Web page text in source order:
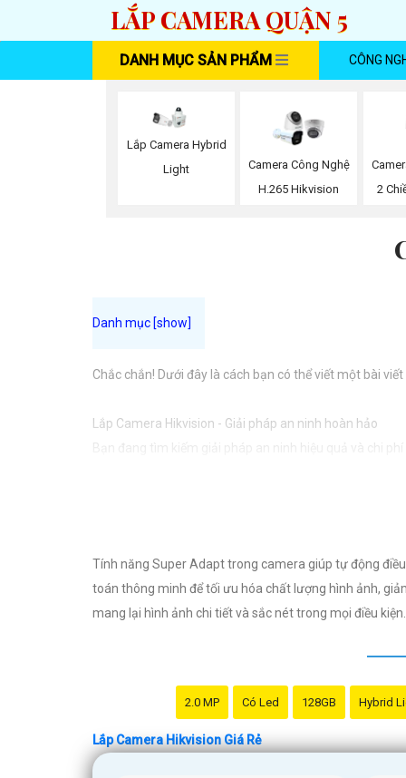
LẮP CAMERA QUẬN 5
DANH MỤC SẢN PHẨM CÔNG
Lắp Camera Hybrid
Light
Camera Công Nghệ
H.265 Hikvision
2
Chắc chắn! Dưới đây là cách bạn có thể viết một bài
Lắp Camera Hikvision - Giải pháp an ninh hoàn hảo
Bạn đang tìm kiếm giải pháp an ninh hiệu quả và chi
- Dễ sử dụng: Camera Hikvision được thiết kế đơn
Nơi mua Camera Hikvision giá rẻ
Nếu bạn quan tâm đến việc lắp Camera Hikvision với
Camera Hikvision không chỉ mang đến sự an toàn và
nét. Hãy đầu tư vào an ninh và yên tâm hơn với
Hy vọng rằng bài viết giới thiệu trên sẽ giúp bạn thu
Tính năng Super Adapt trong camera giúp tự động
toán thông minh để tối ưu hóa chất lượng hình ảnh,
mang lại hình ảnh chi tiết và sắc nét trong mọi điều kiện.
2.0 MP Có Led 128GB Hybrid
Lắp Camera Hikvision Giá Rẻ